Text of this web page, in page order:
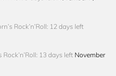
Rock’n’Roll: 12 days left
13 days left November